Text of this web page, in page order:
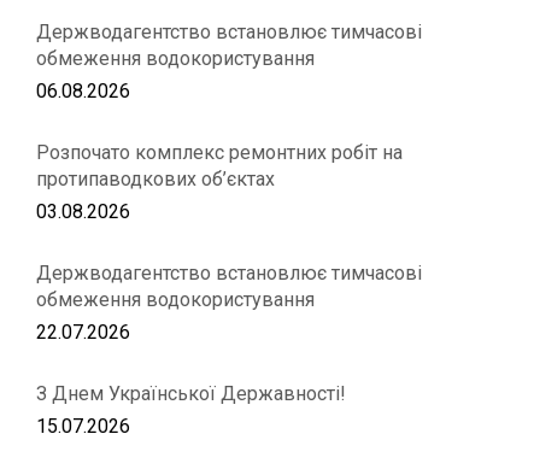
Держводагентство встановлює тимчасові
обмеження водокористування
06.08.2026
Розпочато комплекс ремонтних робіт на
протипаводкових об’єктах
03.08.2026
Держводагентство встановлює тимчасові
обмеження водокористування
22.07.2026
З Днем Української Державності!
15.07.2026